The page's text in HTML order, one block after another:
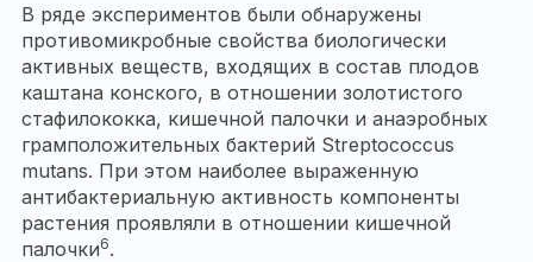
В ряде экспериментов были обнаружены
противомикробные свойства биологически
активных веществ, входящих в состав плодов
каштана конского, в отношении золотистого
стафилококка, кишечной палочки и анаэробных
грамположительных бактерий Streptococcus
mutans. При этом наиболее выраженную
антибактериальную активность компоненты
растения проявляли в отношении кишечной
палочки6.